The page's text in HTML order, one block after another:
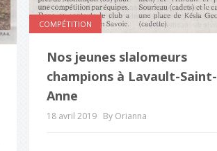
COMPÉTITION
Nos jeunes slalomeurs
champions à Lavault-Saint-
Anne
18 avril 2019 By Orianna